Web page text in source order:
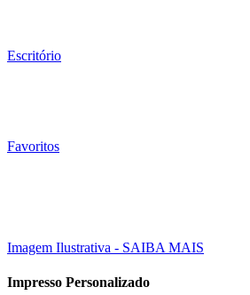
Escritório
Favoritos
Esgotado
Imagem Ilustrativa - SAIBA MAIS
Impresso Personalizado